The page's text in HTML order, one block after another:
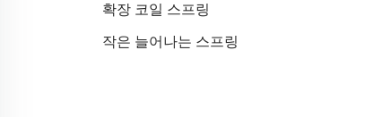
확장 코일 스프링
작은 늘어나는 스프링